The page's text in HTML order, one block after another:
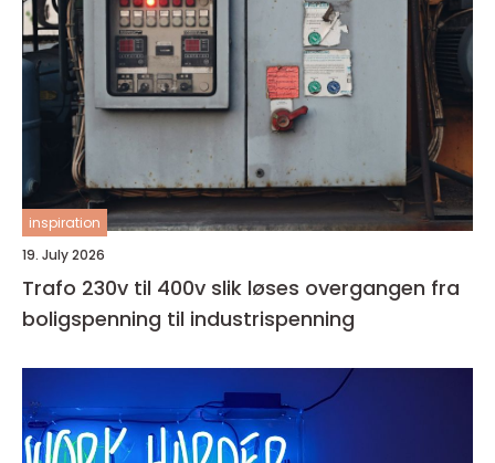
inspiration
19. July 2026
Trafo 230v til 400v slik løses overgangen fra
boligspenning til industrispenning